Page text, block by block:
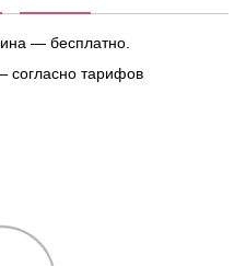
— бесплатно.
согласно тарифов